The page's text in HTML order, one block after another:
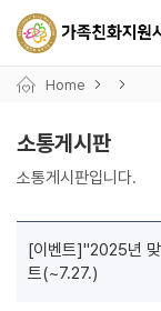
Home
소통게시판
소통게시판입니다.
[이벤트]"2025년 맞
트(~7.27.)